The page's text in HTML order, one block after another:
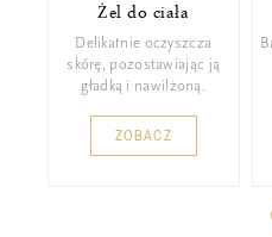
Żel do ciała
Delikatnie oczyszcza
skórę, pozostawiając ją
gładką i nawilżoną.
ZOBACZ